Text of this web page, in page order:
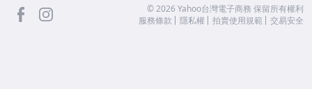
facebook ©2026 Yahoo台灣電子商務 保留所有權利
服務條款
隱私權 拍賣使用規範 交易安全